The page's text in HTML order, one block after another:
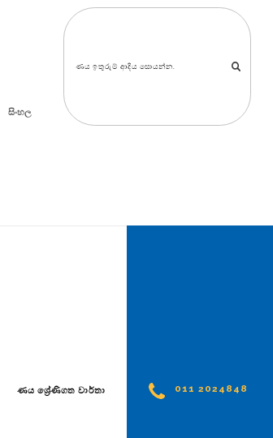
011 2024848
ණය ශ්‍රේණිගත වාර්තා
සිංහල